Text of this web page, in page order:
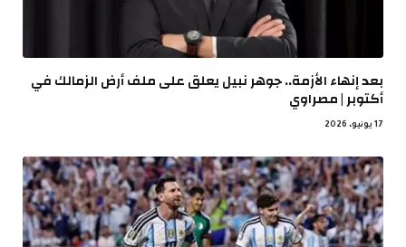
بعد إنهاء الأزمة.. جوهر نبيل يعلق على ملف أرض الزمالك في
أكتوبر | مصراوي
17 يونيو، 2026